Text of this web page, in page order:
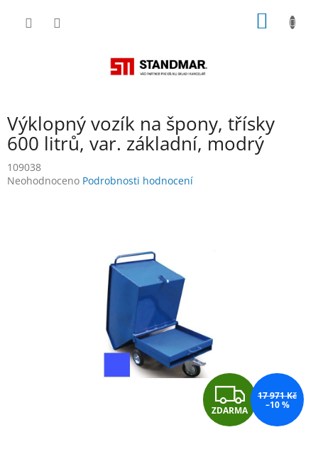
Výklopný vozík na špony, třísky
600 litrů, var. základní, modrý
109038
Průměrné
Neohodnoceno Podrobnosti hodnocení
Z
D
ZDARMA
17 971 Kč
–10 %